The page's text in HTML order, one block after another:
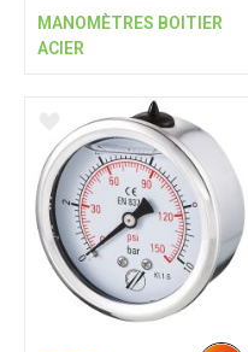
MANOMÈTRES BOITIER
ACIER